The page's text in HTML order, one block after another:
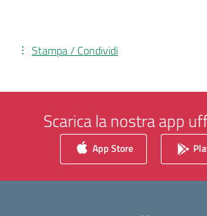
Stampa / Condividi
Scarica la nostra app
App Store